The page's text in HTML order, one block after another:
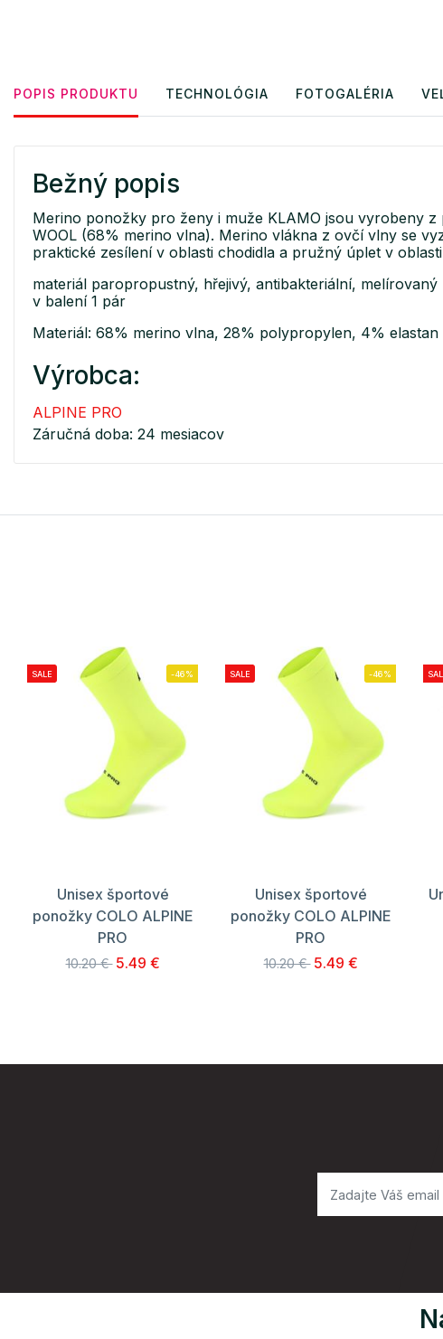
POPIS PRODUKTU TECHNOLÓGIA FOTOGALÉRIA
Bežný popis
Merino ponožky pro ženy i muže KLAMO jsou vyrobeny
WOOL (68% merino vlna). Merino vlákna z ovčí vlny se
praktické zesílení v oblasti chodidla a pružný úplet v
materiál paropropustný, hřejivý, antibakteriální, melírovaný
v balení 1 pár
Materiál: 68% merino vlna, 28% polypropylen, 4% elastan
Výrobca:
ALPINE PRO
Záručná doba: 24 mesiacov
SALE -46%
Unisex športové
ponožky COLO ALPINE
PRO
10.20 € 5.49 €
SALE -46%
Unisex športové
ponožky COLO ALPINE
PRO
10.20 € 5.49 €